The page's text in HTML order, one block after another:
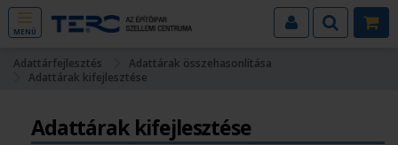
MENÜ
Adattárfejlesztés
Adattárak összehasonlítása
Adattárak kifejlesztése
Adattárak kifejlesztése